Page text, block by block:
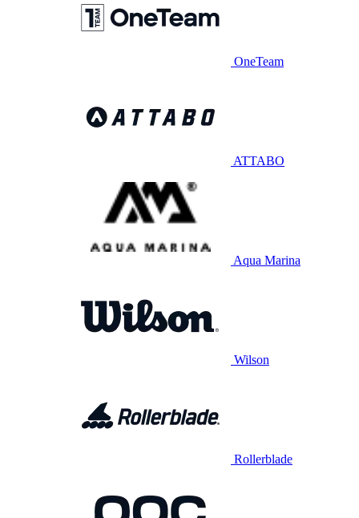
OneTeam
ATTABO
Aqua Marina
Wilson
Rollerblade